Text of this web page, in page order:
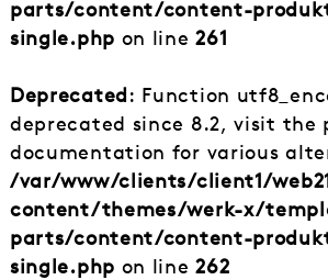
parts/content/content-
single.php on line261
Deprecated: Function
deprecated since 8.2, visit the
documentation for various
/var/www/clients/client1/
content/themes/werk-x/
parts/content/content-
single.php on line262